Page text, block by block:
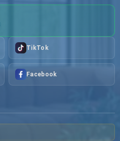
TikTok
Facebook